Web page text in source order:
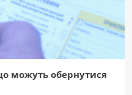
можуть обернутися